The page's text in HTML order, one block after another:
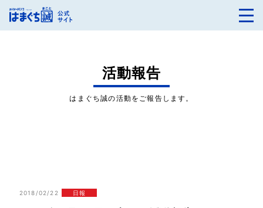
活動報告
はまぐち誠の活動をご報告します。
2018/02/22 日報